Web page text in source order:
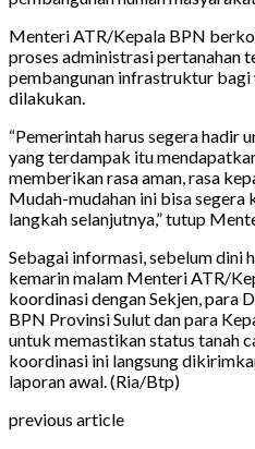
Menteri ATR/Kepala BPN
proses administrasi pertanahan
pembangunan infrastruktur bagi
dilakukan.
“Pemerintah harus segera hadir
yang terdampak itu
memberikan rasa aman, rasa
Mudah-mudahan ini bisa
langkah selanjutnya,” tutup
Sebagai informasi, sebelum dini
kemarin malam Menteri ATR/
koordinasi dengan Sekjen, para
BPN Provinsi Sulut dan para
untuk memastikan status tanah
koordinasi ini langsung
laporan awal. (Ria/Btp)
previous article